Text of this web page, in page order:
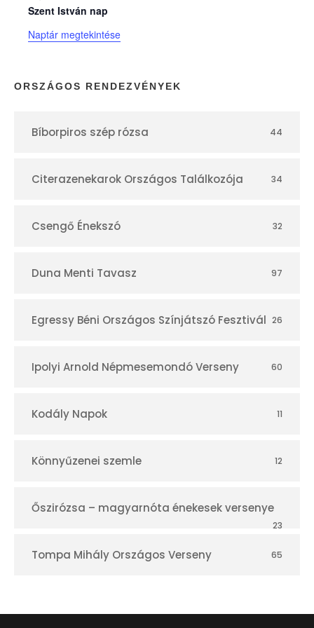
n
a
p
r
Szent István nap
Naptár megtekintése
ORSZÁGOS RENDEZVÉNYEK
Bíborpiros szép rózsa 44
Citerazenekarok Országos Találkozója 34
Csengő Énekszó 32
Duna Menti Tavasz 97
Egressy Béni Országos Színjátszó Fesztivál 26
Ipolyi Arnold Népmesemondó Verseny 60
Kodály Napok 11
Könnyűzenei szemle 12
Őszirózsa – magyarnóta énekesek versenye
23
Tompa Mihály Országos Verseny 65